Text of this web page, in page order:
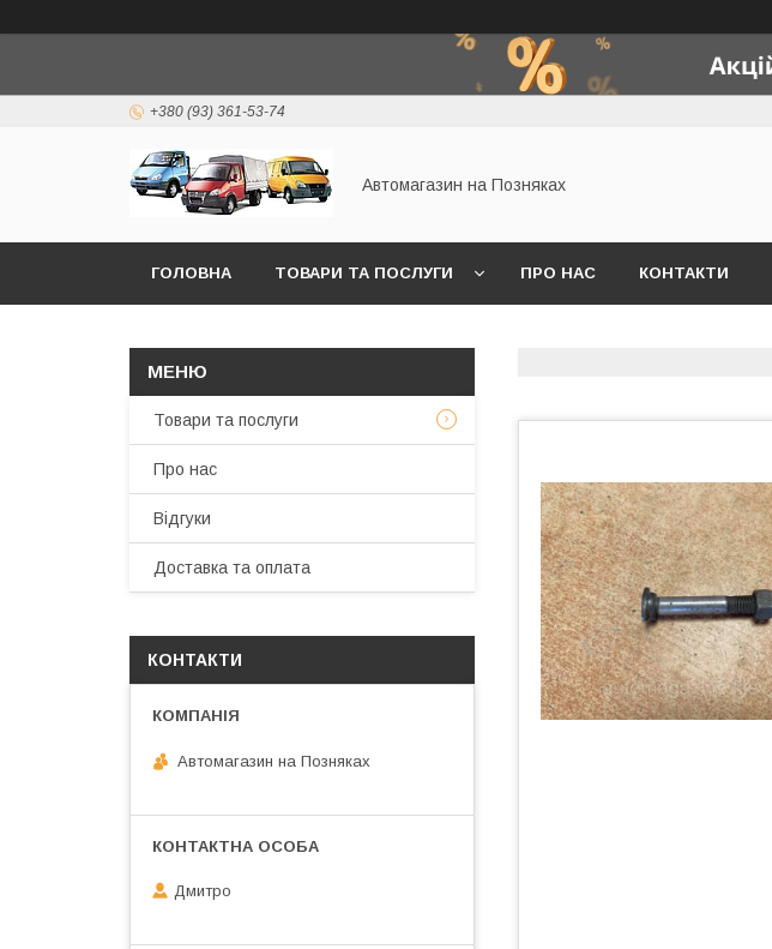
+380 (93) 361-53-74
Автомагазин на Позняках
ГОЛОВНА ТОВАРИ ТА ПОСЛУГИ ПРО НАС КОНТАКТИ
Товари та послуги
Про нас
Відгуки
Доставка та оплата
КОНТАКТИ
Автомагазин на Позняках
Дмитро